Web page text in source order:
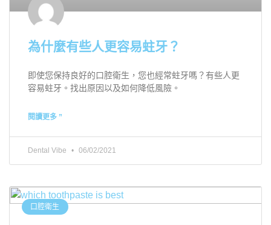
為什麼有些人更容易蛀牙？
即使您保持良好的口腔衛生，您也經常蛀牙嗎？有些人更
容易蛀牙。找出原因以及如何降低風險。
閱讀更多 ”
Dental Vibe 06/02/2021
口腔衛生